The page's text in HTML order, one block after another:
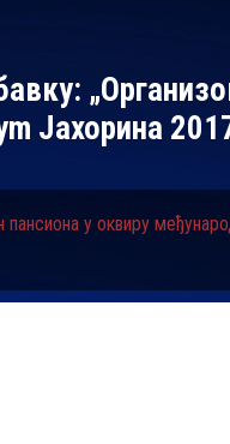
Јахорина
пансиона у оквиру